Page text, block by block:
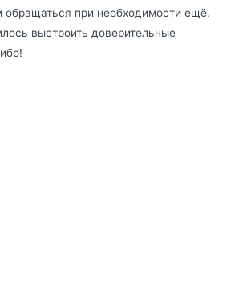
обращаться при необходимости ещё.
выстроить доверительные